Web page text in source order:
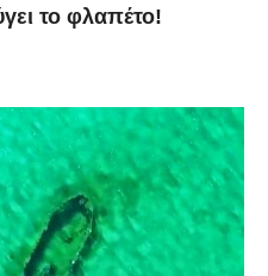
το φλαπέτο!